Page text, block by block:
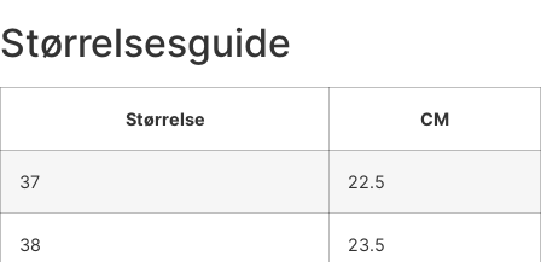
Størrelsesguide
Størrelse CM
37 22.5
38 23.5